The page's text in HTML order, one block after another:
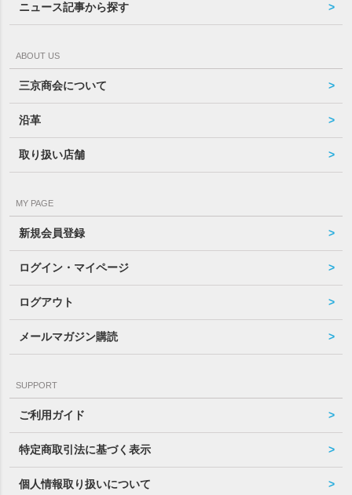
ニュース記事から探す
ABOUT US
三京商会について
沿革
取り扱い店舗
MY PAGE
新規会員登録
ログイン・マイページ
ログアウト
メールマガジン購読
SUPPORT
ご利用ガイド
特定商取引法に基づく表示
個人情報取り扱いについて